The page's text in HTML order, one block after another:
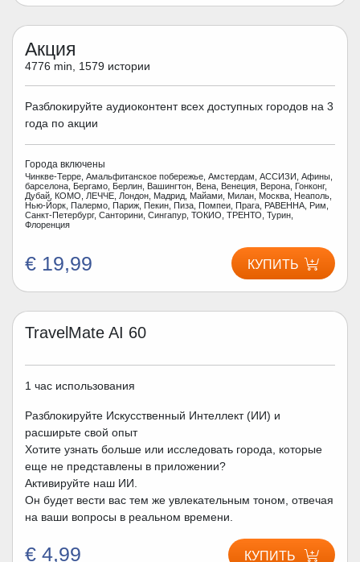
Акция
4776 min, 1579 истории
Разблокируйте аудиоконтент всех доступных городов на 3
года по акции
Города включены
Чинкве-Терре, Амальфитанское побережье, Амстердам, АССИЗИ, Афины,
барселона, Бергамо, Берлин, Вашингтон, Вена, Венеция, Верона, Гонконг,
Дубай, КОМО, ЛЕЧЧЕ, Лондон, Мадрид, Майами, Милан, Москва, Неаполь,
Нью-Йорк, Палермо, Париж, Пекин, Пиза, Помпеи, Прага, РАВЕННА, Рим,
Санкт-Петербург, Санторини, Сингапур, ТОКИО, ТРЕНТО, Турин,
Флоренция
€ 19,99 КУПИТЬ
TravelMate AI 60
1 час использования
Разблокируйте Искусственный Интеллект (ИИ) и
расширьте свой опыт
Хотите узнать больше или исследовать города, которые
еще не представлены в приложении?
Активируйте наш ИИ.
Он будет вести вас тем же увлекательным тоном, отвечая
на ваши вопросы в реальном времени.
€ 4,99 КУПИТЬ